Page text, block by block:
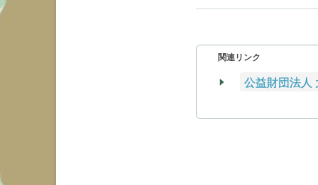
関連リンク
公益財団法人